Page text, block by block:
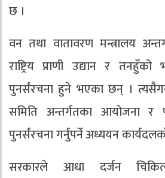
छ ।
वन तथा वातावरण मन्त्रालय
राष्ट्रिय प्राणी उद्यान र तनहुँको
पुनर्संरचना हुने भएका छन् ।
समिति अन्तर्गतका आयोजना र
पुनर्संरचना गर्नुपर्ने अध्ययन
सरकारले आधा दर्जन